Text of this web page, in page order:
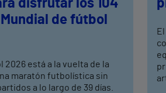
disfrutar los 104
de fútbol
2026 está a la vuelta de la
maratón futbolística sin
a lo largo de 39 días.